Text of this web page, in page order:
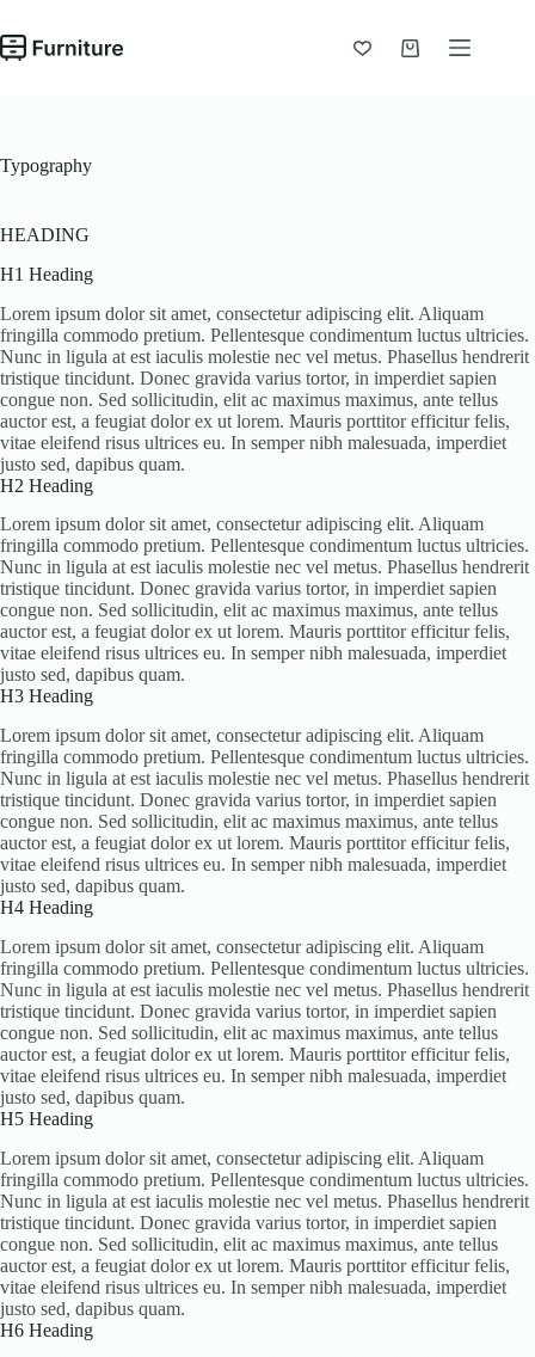
đến
phần
Giỏ
Typography
HEADING
H1 Heading
Lorem ipsum dolor sit amet, consectetur adipiscing elit. Aliquam
fringilla commodo pretium. Pellentesque condimentum luctus ultricies.
Nunc in ligula at est iaculis molestie nec vel metus. Phasellus hendrerit
tristique tincidunt. Donec gravida varius tortor, in imperdiet sapien
congue non. Sed sollicitudin, elit ac maximus maximus, ante tellus
auctor est, a feugiat dolor ex ut lorem. Mauris porttitor efficitur felis,
vitae eleifend risus ultrices eu. In semper nibh malesuada, imperdiet
justo sed, dapibus quam.
H2 Heading
Lorem ipsum dolor sit amet, consectetur adipiscing elit. Aliquam
fringilla commodo pretium. Pellentesque condimentum luctus ultricies.
Nunc in ligula at est iaculis molestie nec vel metus. Phasellus hendrerit
tristique tincidunt. Donec gravida varius tortor, in imperdiet sapien
congue non. Sed sollicitudin, elit ac maximus maximus, ante tellus
auctor est, a feugiat dolor ex ut lorem. Mauris porttitor efficitur felis,
vitae eleifend risus ultrices eu. In semper nibh malesuada, imperdiet
justo sed, dapibus quam.
H3 Heading
Lorem ipsum dolor sit amet, consectetur adipiscing elit. Aliquam
fringilla commodo pretium. Pellentesque condimentum luctus ultricies.
Nunc in ligula at est iaculis molestie nec vel metus. Phasellus hendrerit
tristique tincidunt. Donec gravida varius tortor, in imperdiet sapien
congue non. Sed sollicitudin, elit ac maximus maximus, ante tellus
auctor est, a feugiat dolor ex ut lorem. Mauris porttitor efficitur felis,
vitae eleifend risus ultrices eu. In semper nibh malesuada, imperdiet
justo sed, dapibus quam.
H4 Heading
Lorem ipsum dolor sit amet, consectetur adipiscing elit. Aliquam
fringilla commodo pretium. Pellentesque condimentum luctus ultricies.
Nunc in ligula at est iaculis molestie nec vel metus. Phasellus hendrerit
tristique tincidunt. Donec gravida varius tortor, in imperdiet sapien
congue non. Sed sollicitudin, elit ac maximus maximus, ante tellus
auctor est, a feugiat dolor ex ut lorem. Mauris porttitor efficitur felis,
vitae eleifend risus ultrices eu. In semper nibh malesuada, imperdiet
justo sed, dapibus quam.
H5 Heading
Lorem ipsum dolor sit amet, consectetur adipiscing elit. Aliquam
fringilla commodo pretium. Pellentesque condimentum luctus ultricies.
Nunc in ligula at est iaculis molestie nec vel metus. Phasellus hendrerit
tristique tincidunt. Donec gravida varius tortor, in imperdiet sapien
congue non. Sed sollicitudin, elit ac maximus maximus, ante tellus
auctor est, a feugiat dolor ex ut lorem. Mauris porttitor efficitur felis,
vitae eleifend risus ultrices eu. In semper nibh malesuada, imperdiet
justo sed, dapibus quam.
H6 Heading